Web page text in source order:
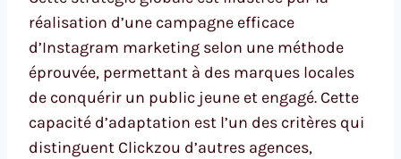
réalisation d’une campagne efficace
d’Instagram marketing selon une méthode
éprouvée, permettant à des marques locales
de conquérir un public jeune et engagé. Cette
capacité d’adaptation est l’un des critères qui
distinguent Clickzou d’autres agences,